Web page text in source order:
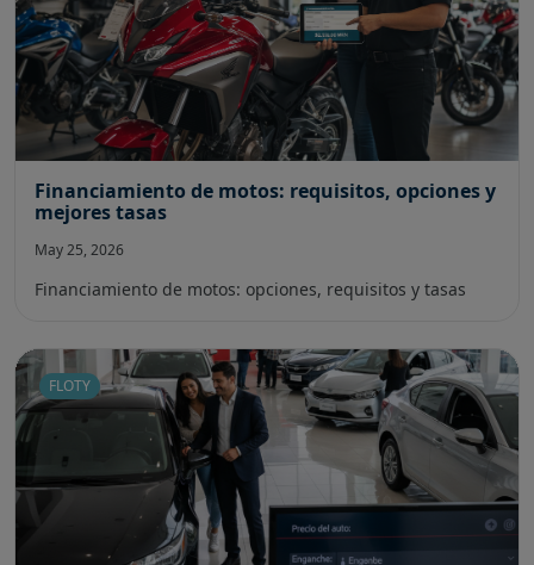
Financiamiento de motos: requisitos, opciones y
mejores tasas
May 25, 2026
Financiamiento de motos: opciones, requisitos y tasas
FLOTY